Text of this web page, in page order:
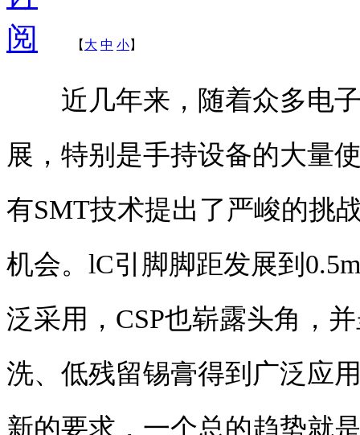
【 大 中 小】
近几年来，随着众多电子
展，特别是手持设备的大量
有SMT技术提出了严峻的挑
机会。lC引脚脚距发展到
泛采用，CSP也崭露头角，
洗、低残留锡膏得到广泛应
新的要求，一个总的趋势就